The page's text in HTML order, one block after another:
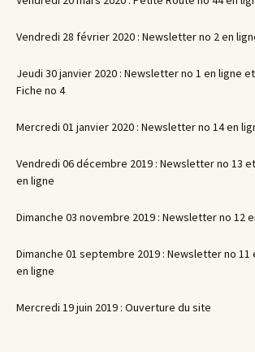
Vendredi 28 février 2020 : Newsletter no 2 en
Jeudi 30 janvier 2020 : Newsletter no 1 en ligne
Fiche no 4
Mercredi 01 janvier 2020 : Newsletter no 14 en
Vendredi 06 décembre 2019 : Newsletter no 13
en ligne
Dimanche 03 novembre 2019 : Newsletter no 12
Dimanche 01 septembre 2019 : Newsletter no
en ligne
Mercredi 19 juin 2019 : Ouverture du site